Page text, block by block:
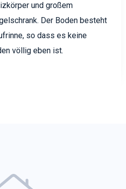
und großem
Der Boden besteht
so dass es keine
völlig eben ist.